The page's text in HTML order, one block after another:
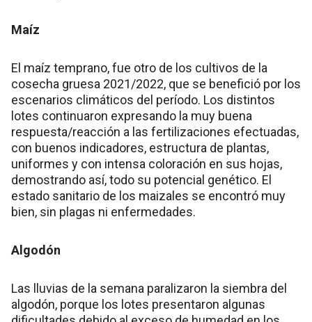
Maíz
El maíz temprano, fue otro de los cultivos de la
cosecha gruesa 2021/2022, que se benefició por los
escenarios climáticos del período. Los distintos
lotes continuaron expresando la muy buena
respuesta/reacción a las fertilizaciones efectuadas,
con buenos indicadores, estructura de plantas,
uniformes y con intensa coloración en sus hojas,
demostrando así, todo su potencial genético. El
estado sanitario de los maizales se encontró muy
bien, sin plagas ni enfermedades.
Algodón
Las lluvias de la semana paralizaron la siembra del
algodón, porque los lotes presentaron algunas